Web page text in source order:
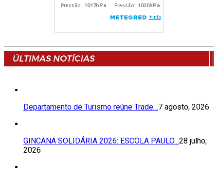
Departamento de Turismo reúne Trade…7 agosto, 2026
GINCANA SOLIDÁRIA 2026: ESCOLA PAULO…28 julho,
2026